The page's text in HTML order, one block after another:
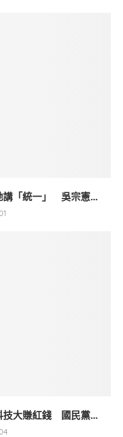
講「統一」 吳宗憲...
技大賺紅錢 國民黨...